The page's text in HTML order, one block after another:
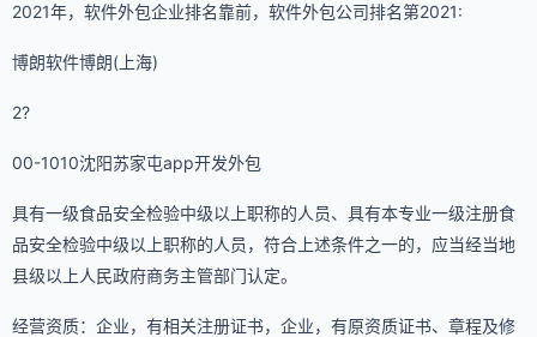
2021年，软件外包企业排名靠前，软件外包公司排名第2021:
博朗软件博朗(上海)
2?
00-1010沈阳苏家屯app开发外包
具有一级食品安全检验中级以上职称的人员、具有本专业一级注册食
品安全检验中级以上职称的人员，符合上述条件之一的，应当经当地
县级以上人民政府商务主管部门认定。
经营资质：企业，有相关注册证书，企业，有原资质证书、章程及修